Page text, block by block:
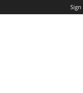
Sign